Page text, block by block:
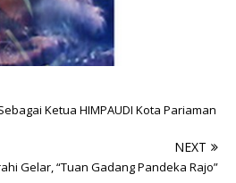
Ketua HIMPAUDI Kota Pariaman
NEXT
Gelar, “Tuan Gadang Pandeka Rajo”